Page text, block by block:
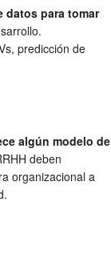
datos para tomar
predicción de
algún modelo de
deben
organizacional a